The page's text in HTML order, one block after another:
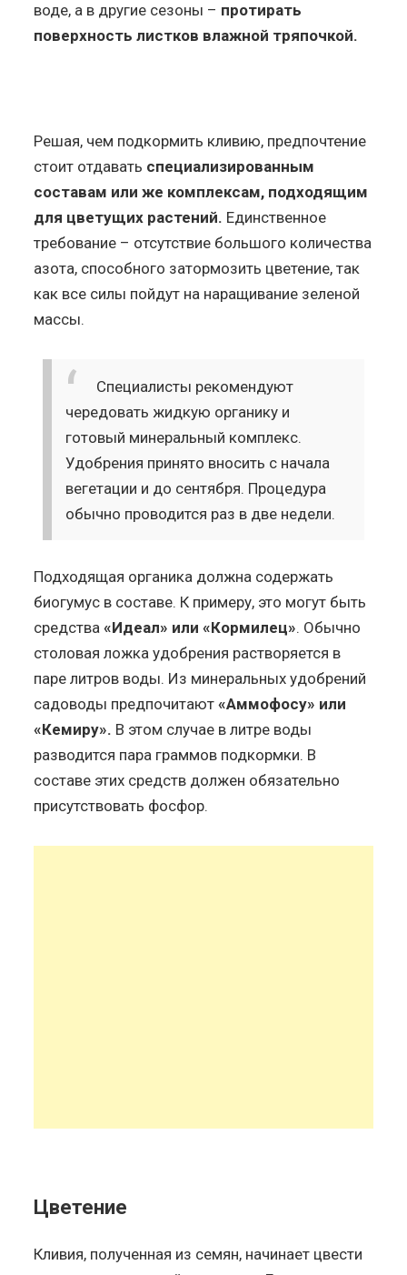
воде, а в другие сезоны – протирать
поверхность листков влажной тряпочкой.
Решая, чем подкормить кливию, предпочтение
стоит отдавать специализированным
составам или же комплексам, подходящим
для цветущих растений. Единственное
требование – отсутствие большого количества
азота, способного затормозить цветение, так
как все силы пойдут на наращивание зеленой
массы.
Специалисты рекомендуют
чередовать жидкую органику и
готовый минеральный комплекс.
Удобрения принято вносить с начала
вегетации и до сентября. Процедура
обычно проводится раз в две недели.
Подходящая органика должна содержать
биогумус в составе. К примеру, это могут быть
средства «Идеал» или «Кормилец». Обычно
столовая ложка удобрения растворяется в
паре литров воды. Из минеральных удобрений
садоводы предпочитают «Аммофосу» или
«Кемиру». В этом случае в литре воды
разводится пара граммов подкормки. В
составе этих средств должен обязательно
присутствовать фосфор.
Цветение
Кливия, полученная из семян, начинает цвести